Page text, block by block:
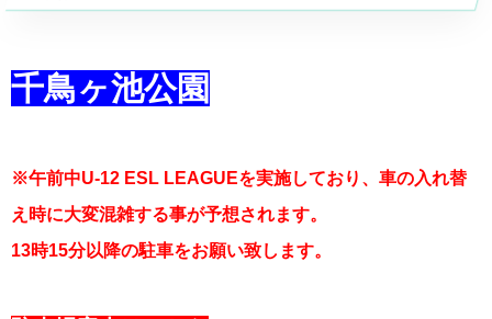
千鳥ヶ池公園
※午前中U-12 ESL LEAGUEを実施しており、車の入れ替
え時に大変混雑する事が予想されます。
13時15分以降の駐車をお願い致します。